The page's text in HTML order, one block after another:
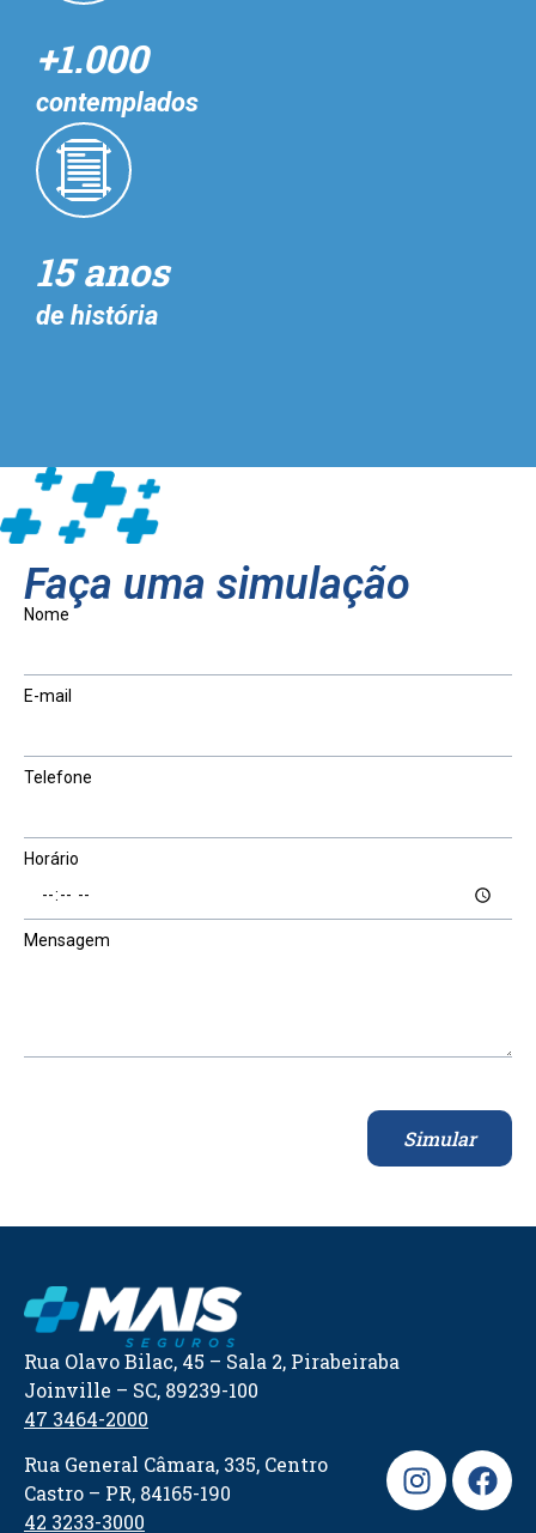
+1.000
contemplados
15 anos
de história
Faça uma simulação
Nome
E-mail
Telefone
Horário
Mensagem
Simular
Rua Olavo Bilac, 45 – Sala 2, Pirabeiraba
Joinville – SC, 89239-100
47 3464-2000
Rua General Câmara, 335, Centro
Castro – PR, 84165-190
42 3233-3000